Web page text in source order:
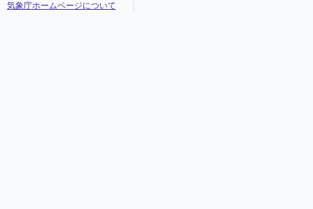
気象庁ホームページについて